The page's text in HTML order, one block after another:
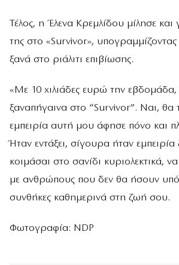
Τέλος, η Έλενα Κρεμλίδου μίλησε και
της στο «Survivor», υπογραμμίζοντας
ξανά στο ριάλιτι επιβίωσης.
«Με 10 χιλιάδες ευρώ την εβδομάδα,
ξαναπήγαινα στο “Survivor”. Ναι, θα
εμπειρία αυτή μου άφησε πόνο και
Ήταν εντάξει, σίγουρα ήταν
κοιμάσαι στο σανίδι κυριολεκτικά, να
με ανθρώπους που δεν θα ήσουν υπό
συνθήκες καθημερινά στη ζωή σου.
Φωτογραφία: NDP